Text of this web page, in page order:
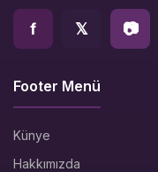
f 𝕏 📷
Footer Menü
Künye
Hakkımızda